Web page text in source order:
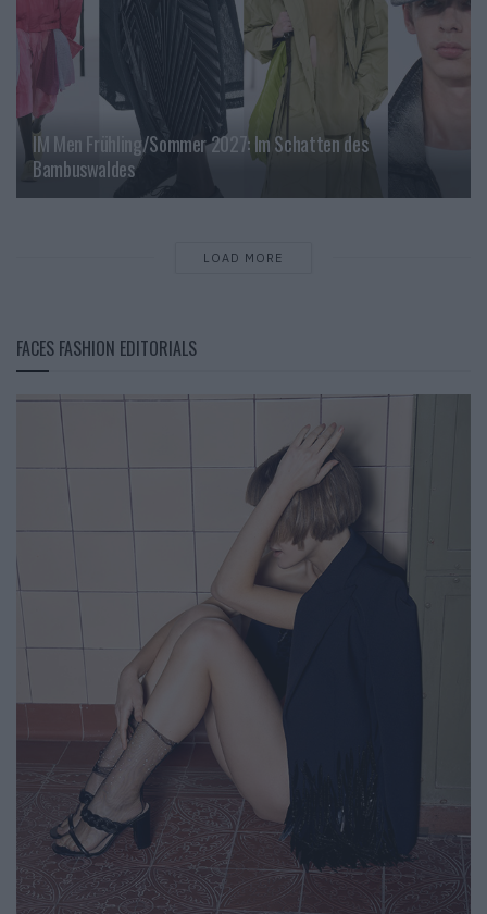
IM Men Frühling/Sommer 2027: Im Schatten des
Bambuswaldes
LOAD MORE
FACES FASHION EDITORIALS